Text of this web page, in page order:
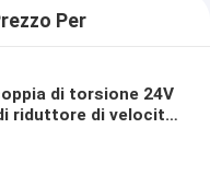
Per
di torsione 24V
riduttore di velocità